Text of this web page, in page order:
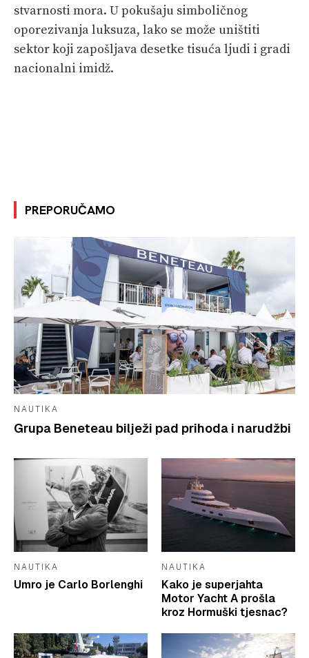
stvarnosti mora. U pokušaju simboličnog
oporezivanja luksuza, lako se može uništiti
sektor koji zapošljava desetke tisuća ljudi i gradi
nacionalni imidž.
PREPORUČAMO
NAUTIKA
Grupa Beneteau bilježi pad prihoda i narudžbi
NAUTIKA
Umro je Carlo Borlenghi
NAUTIKA
Kako je superjahta
Motor Yacht A prošla
kroz Hormuški tjesnac?